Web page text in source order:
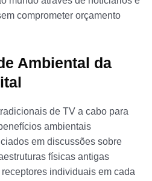
comprometer orçamento
Ambiental da
de TV a cabo para
ambientais
em discussões sobre
físicas antigas
individuais em cada